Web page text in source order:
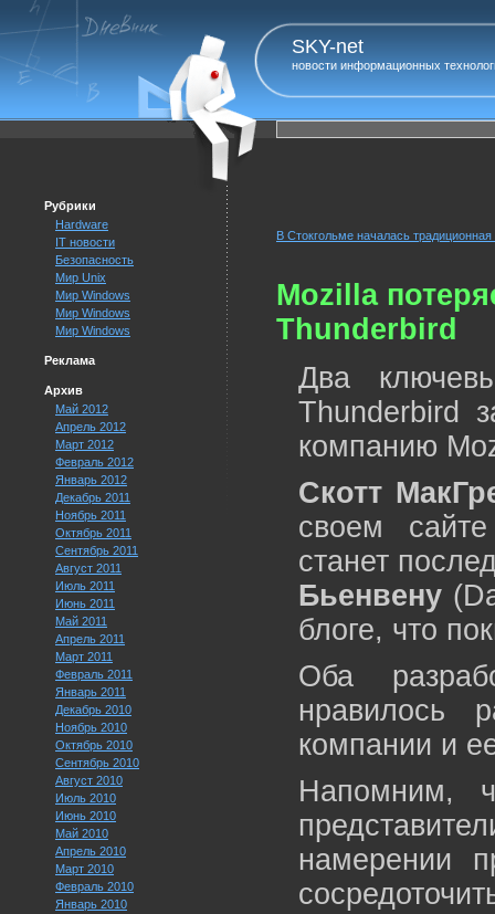
SKY-net
новости информационных
Рубрики
Hardware
IT новости
Безопасность
Мир Unix
Мир Windows
Мир Windows
Мир Windows
Реклама
Архив
Май 2012
Апрель 2012
Март 2012
Февраль 2012
Январь 2012
Декабрь 2011
Ноябрь 2011
Октябрь 2011
Сентябрь 2011
Август 2011
Июль 2011
Июнь 2011
Май 2011
Апрель 2011
Март 2011
Февраль 2011
Январь 2011
Декабрь 2010
Ноябрь 2010
Октябрь 2010
Сентябрь 2010
Август 2010
Июль 2010
Июнь 2010
Май 2010
Апрель 2010
Март 2010
Февраль 2010
Январь 2010
В Стокгольме началась
Mozilla
Thunderbird
Два
Thunderbird
компанию
Скотт
своем
станет
Бьенвену
блоге, что
Оба
нравилось
компании и
Напомним,
намерении